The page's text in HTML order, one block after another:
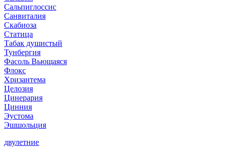
Сальпиглоссис
Санвиталия
Скабиоза
Статица
Табак душистый
Тунбергия
Фасоль Вьющаяся
Флокс
Хризантема
Целозия
Цинерария
Цинния
Эустома
Эшшольция
двулетние